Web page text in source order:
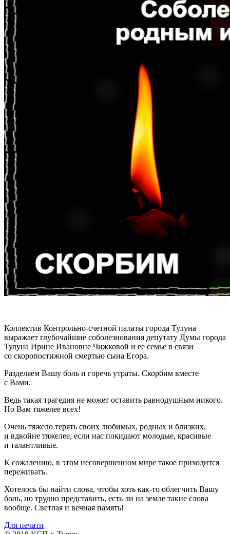
Коллектив Контрольно-счетной палаты города Тулуна
выражает глубочайшие соболезнования депутату Думы города
Тулуна Ирине Ивановне Чижковой и ее семье в связи
со скоропостижной смертью сына Егора.
Разделяем Вашу боль и горечь утраты. Скорбим вместе
с Вами.
Ведь такая трагедия не может оставить равнодушным никого.
Но Вам тяжелее всех!
Очень тяжело терять своих любимых, родных и близких,
и вдвойне тяжелее, если нас покидают молодые, красивые
и талантливые.
К сожалению, в этом несовершенном мире такое приходится
переживать.
Хотелось бы найти слова, чтобы хоть как-то облегчить Вашу
боль, но трудно представить, есть ли на земле такие слова
вообще. Светлая и вечная память!
Для печати